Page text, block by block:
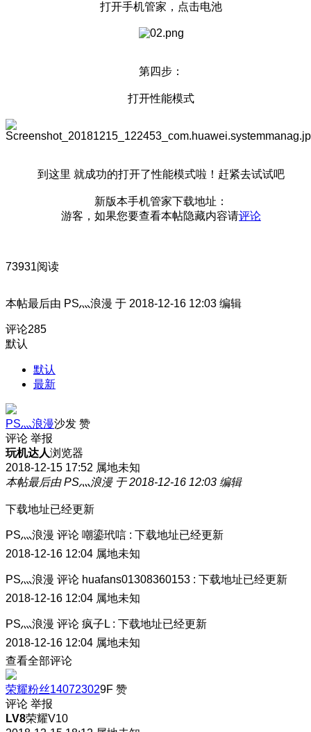
打开手机管家，点击电池
第四步：
打开性能模式
到这里 就成功的打开了性能模式啦！赶紧去试试吧
新版本手机管家下载地址：
游客，如果您要查看本帖隐藏内容请评论
73931阅读
本帖最后由 PS灬浪漫 于 2018-12-16 12:03 编辑
评论285
默认
默认
最新
PS灬浪漫沙发 赞
评论 举报
玩机达人浏览器
2018-12-15 17:52 属地未知
本帖最后由 PS灬浪漫 于 2018-12-16 12:03 编辑
下载地址已经更新
PS灬浪漫 评论 嘲鎏玳唁 : 下载地址已经更新
2018-12-16 12:04 属地未知
PS灬浪漫 评论 huafans01308360153 : 下载地址已经更新
2018-12-16 12:04 属地未知
PS灬浪漫 评论 疯子L : 下载地址已经更新
2018-12-16 12:04 属地未知
查看全部评论
荣耀粉丝140723029F 赞
评论 举报
LV8荣耀V10